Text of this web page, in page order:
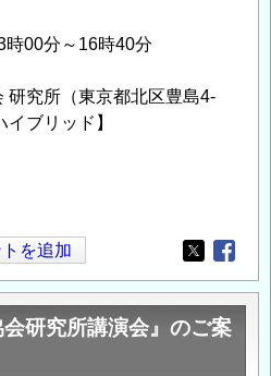
時00分～16時40分
研究所（東京都北区豊島4-
ブリッド】
を追加
Opens in
会研究所講演会』のご案